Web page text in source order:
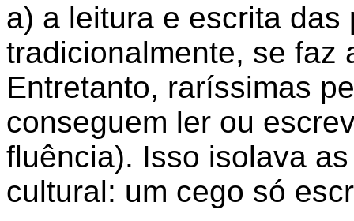
a) a leitura e escrita das
tradicionalmente, se faz
Entretanto, raríssimas
conseguem ler ou
fluência). Isso isolava
cultural: um cego só